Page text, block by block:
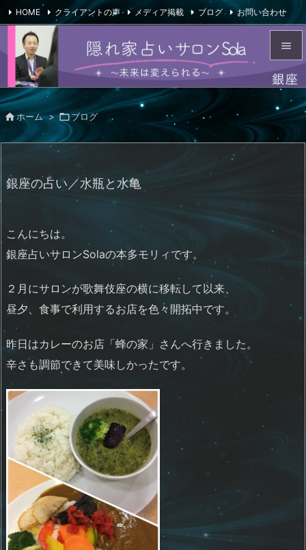


メニュ

サイド

HOME クライアントの声 メディア掲載 ブログ お問い合わせ
会社概要
ホーム > ブログ
銀座の占い／水瓶と水亀
こんにちは。
銀座占いサロンSolaの本多モリィです。
２月にサロンが歌舞伎座の横に移転して以来、
昼夕、食事で利用するお店を色々開拓中です。
昨日はカレーのお店「蜂の家」さんへ行きました。
辛さも調節できて美味しかったです。